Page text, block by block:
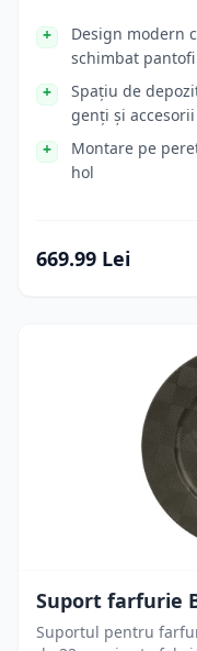
Design modern
schimbat pantofi
Spațiu de
genți și accesorii
Montare pe
hol
669.99 Lei
Suport farfurie
Suportul pentru